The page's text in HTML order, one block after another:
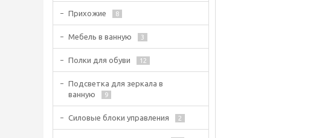
Прихожие 8
Мебель в ванную 3
Полки для обуви 12
Подсветка для зеркала в
ванную
9
Силовые блоки управления 2